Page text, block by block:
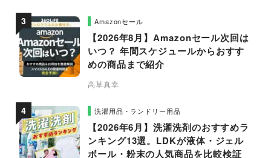
Amazonセール
【2026年8月】Amazonセール次回は
いつ？ 年間スケジュールからおすす
めの商品まで紹介
高草真幸
洗濯用品・ランドリー用品
【2026年6月】洗濯洗剤のおすすめラ
ンキング13選。LDKが液体・ジェル
ボール・粉末の人気商品を比較検証